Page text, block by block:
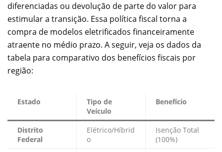
diferenciadas ou devolução de parte do valor para
estimular a transição. Essa política fiscal torna a
compra de modelos eletrificados financeiramente
atraente no médio prazo. A seguir, veja os dados da
tabela para comparativo dos benefícios fiscais por
região:
Estado
Tipo de
Veículo
Benefício
Distrito
Federal
Elétrico/Híbrid
o
Isenção Total
(100%)